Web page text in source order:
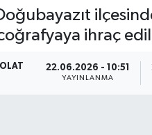
ihraç
22.06.2026 - 10:51
YAYINLANMA